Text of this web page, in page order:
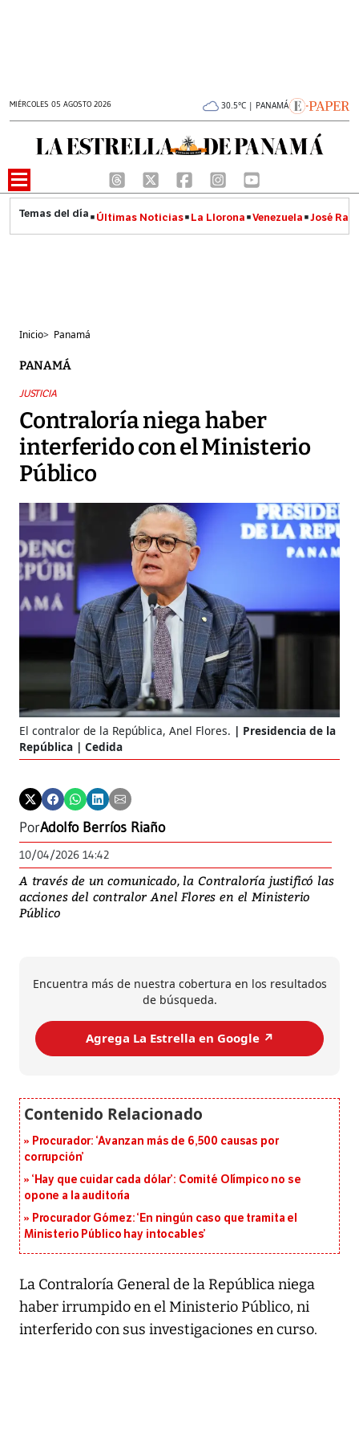
MIÉRCOLES 05 AGOSTO 2026 30.5°C | PANAMÁ
Últimas Noticias La Llorona Venezuela José
Inicio> Panamá
PANAMÁ
JUSTICIA
Contraloría niega haber
interferido con el Ministerio
Público
El contralor de la República, Anel Flores.
Presidencia de la
República | Cedida
PorAdolfo Berríos Riaño
10/04/2026 14:42
A través de un comunicado, la Contraloría justificó las
acciones del contralor Anel Flores en el Ministerio
Público
Encuentra más de nuestra cobertura en los resultados
de búsqueda.
Agrega La Estrella en Google ↗️
Procurador: ‘Avanzan más de 6,500 causas por
corrupción’
‘Hay que cuidar cada dólar’: Comité Olímpico no se
opone a la auditoría
Procurador Gómez: ‘En ningún caso que tramita el
Ministerio Público hay intocables’
La Contraloría General de la República niega
haber irrumpido en el Ministerio Público, ni
interferido con sus investigaciones en curso.